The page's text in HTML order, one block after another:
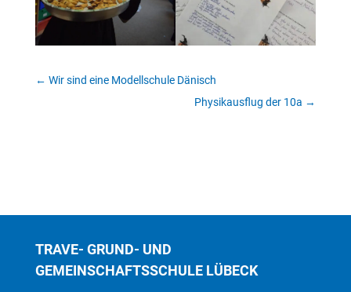
← Wir sind eine Modellschule Dänisch
Physikausflug der 10a →
TRAVE- GRUND- UND
GEMEINSCHAFTSSCHULE LÜBECK